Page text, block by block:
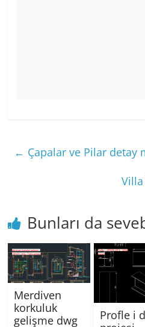
← Çapalar ve Pilar detay
Bunları da
Merdiven
korkuluk
gelişme dwg
Profle i